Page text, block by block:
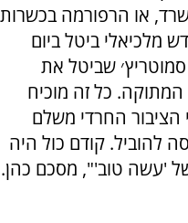
או הרפורמה בכשרות
ביטל ביום
שביטל את
כל זה מוכיח
הציבור החרדי משלם
להוביל. קודם כול היה
'עשה טוב'", מסכם כהן.